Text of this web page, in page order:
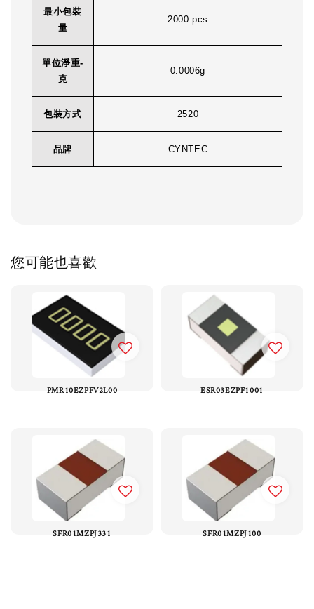
最小包裝
量
2000 pcs
單位淨重-
克
0.0006g
包裝方式 2520
品牌 CYNTEC
您可能也喜歡
PMR10EZPFV2L00 ESR03EZPF1001
SFR01MZPJ331 SFR01MZPJ100